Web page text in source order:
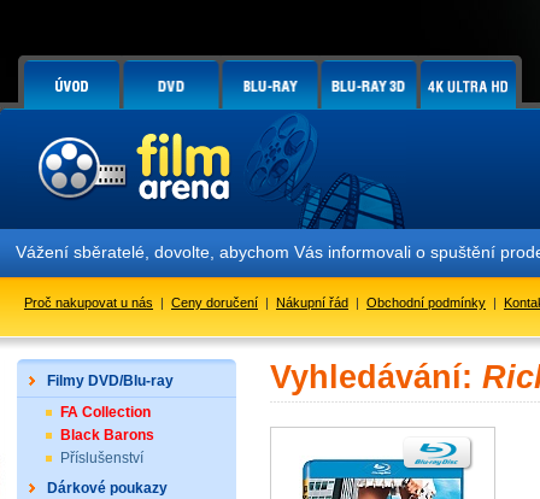
Vážení sběratelé, dovolte, abychom Vás informovali o spuštění
Proč nakupovat u nás | Ceny doručení | Nákupní řád | Obchodní podmínky |
Filmy DVD/Blu-ray
FA Collection
Black Barons
Příslušenství
Dárkové poukazy
Vyhledávání: